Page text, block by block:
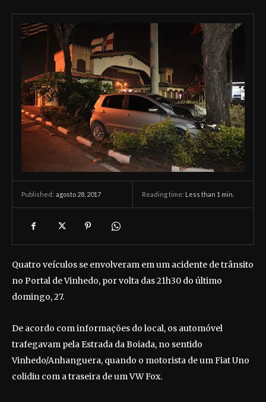
Published: agosto 28, 2017 Reading time: Less than 1 min.
Quatro veículos se envolveram em um acidente de trânsito
no Portal de Vinhedo, por volta das 21h30 do último
domingo, 27.
De acordo com informações do local, os automóvel
trafegavam pela Estrada da Boiada, no sentido
Vinhedo/Anhanguera, quando o motorista de um Fiat Uno
colidiu com a traseira de um VW Fox.